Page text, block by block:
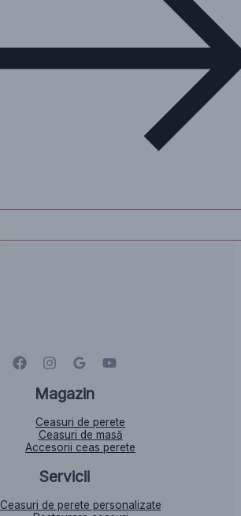
Magazin
Ceasuri de perete
Ceasuri de masă
Accesorii ceas perete
Servicii
Ceasuri de perete personalizate